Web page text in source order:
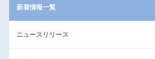
新着情報一覧
ニュースリリース